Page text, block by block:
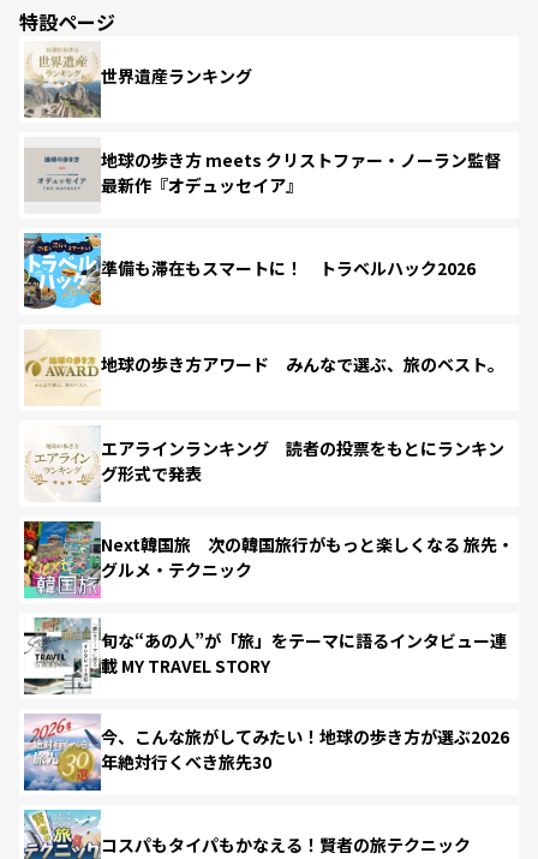
特設ページ
世界遺産ランキング
地球の歩き方 meets クリストファー・ノーラン監督
最新作『オデュッセイア』
準備も滞在もスマートに！ トラベルハック2026
地球の歩き方アワード みんなで選ぶ、旅のベスト。
エアラインランキング 読者の投票をもとにランキン
グ形式で発表
Next韓国旅 次の韓国旅行がもっと楽しくなる 旅先・
グルメ・テクニック
旬な“あの人”が「旅」をテーマに語るインタビュー連
載 MY TRAVEL STORY
今、こんな旅がしてみたい！地球の歩き方が選ぶ2026
年絶対行くべき旅先30
コスパもタイパもかなえる！賢者の旅テクニック